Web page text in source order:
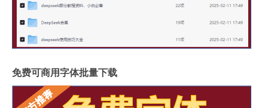
免费可商用字体批量下载